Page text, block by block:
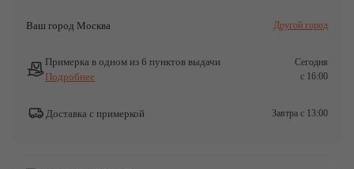
Ваш город Москва Другой город
Примерка в одном из 6 пунктов выдачи
Подробнее
Сегодня
c 16:00
Доставка с примеркой Завтра c 13:00